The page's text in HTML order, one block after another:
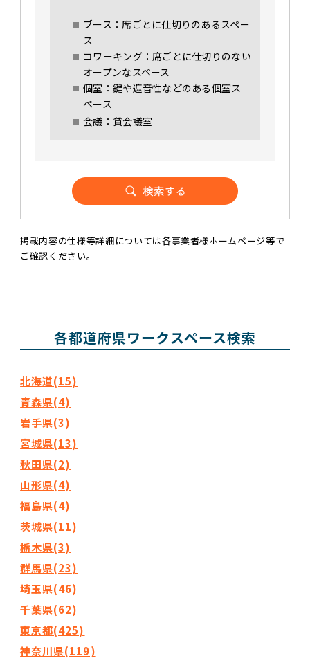
ブース：席ごとに仕切りのあるスペー
ス
コワーキング：席ごとに仕切りのない
オープンなスペース
個室：鍵や遮音性などのある個室ス
ペース
会議：貸会議室
掲載内容の仕様等詳細については各事業者様ホームページ等で
ご確認ください。
各都道府県ワークスペース検索
北海道(15)
青森県(4)
岩手県(3)
宮城県(13)
秋田県(2)
山形県(4)
福島県(4)
茨城県(11)
栃木県(3)
群馬県(23)
埼玉県(46)
千葉県(62)
東京都(425)
神奈川県(119)